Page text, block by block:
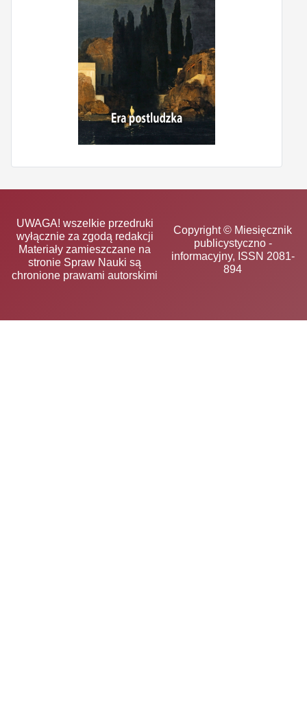
UWAGA! wszelkie przedruki
wyłącznie za zgodą redakcji
Materiały zamieszczane na
stronie Spraw Nauki są
chronione prawami autorskimi
Copyright © Miesięcznik
publicystyczno -
informacyjny, ISSN 2081-
894